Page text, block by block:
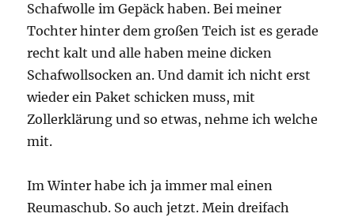
Schafwolle im Gepäck haben. Bei meiner
Tochter hinter dem großen Teich ist es gerade
recht kalt und alle haben meine dicken
Schafwollsocken an. Und damit ich nicht erst
wieder ein Paket schicken muss, mit
Zollerklärung und so etwas, nehme ich welche
mit.
Im Winter habe ich ja immer mal einen
Reumaschub. So auch jetzt. Mein dreifach